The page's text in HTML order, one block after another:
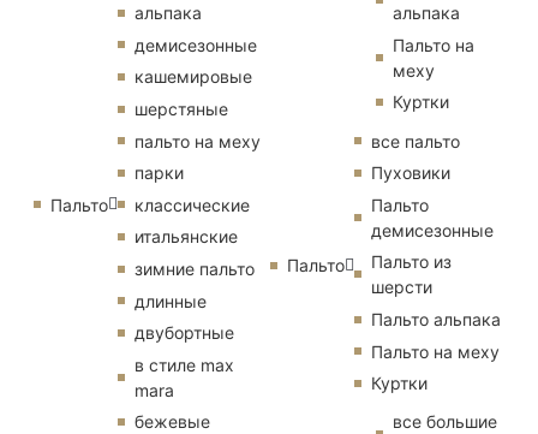
Пальто
альпака
демисезонные
кашемировые
шерстяные
пальто на меху
парки
классические
итальянские
зимние пальто
длинные
двубортные
в стиле max
mara
бежевые
альпака
Пальто на
меху
Куртки
Пальто
все пальто
Пуховики
Пальто
демисезонные
Пальто из
шерсти
Пальто альпака
Пальто на меху
Куртки
все большие